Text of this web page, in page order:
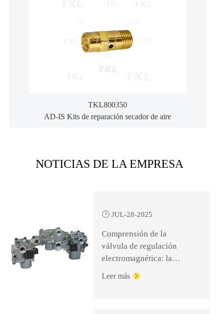
TKL800350
AD-IS Kits de reparación secador de aire
NOTICIAS DE LA EMPRESA
 JUL-28-2025
Comprensión de la
válvula de regulación
electromagnética: la
clave para un frenado
seguro y eficiente
Leer más 